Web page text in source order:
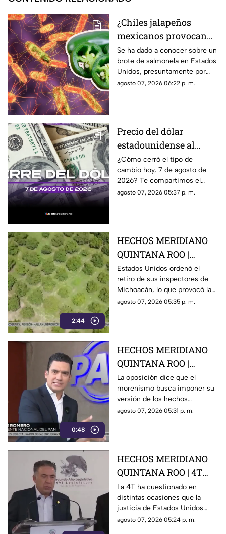
¿Chiles jalapeños
mexicanos provocan
brote de salmonela en
Estados Unidos? Esto
debes saber
Se ha dado a conocer sobre un
brote de salmonela en Estados
Unidos, presuntamente por
chiles jalapeños mexicanos,
agosto 07, 2026 06:22 p. m.
Precio del dólar
estadounidense al
CIERRE de HOY, viernes
7 de agosto de 2026, en
Cancún
¿Cómo cerró el tipo de
cambio hoy, 7 de agosto de
2026? Te compartimos el
precio del dólar al cierre de
agosto 07, 2026 05:37 p. m.
2:44
HECHOS MERIDIANO
QUINTANA ROO |
E.E.U.U retira a sus
inspectores en
Michoacán y provocá
la suspensión de
Estados Unidos ordenó el
retiro de sus inspectores de
Michoacán, lo que provocó la
suspensión de las
agosto 07, 2026 05:35 p. m.
0:48
HECHOS MERIDIANO
QUINTANA ROO |
Oposición señala que el
morenismo quiere
imponer su versión de
los hechos usando la
La oposición dice que el
morenismo busca imponer su
versión de los hechos
mediante la censura, callar los
agosto 07, 2026 05:31 p. m.
HECHOS MERIDIANO
QUINTANA ROO | 4T
sigue cuestionando los
señalamientos de
E.E.U.U contra
narc0polít1c0s como
La 4T ha cuestionado en
distintas ocasiones que la
justicia de Estados Unidos
proceda contra presuntos
agosto 07, 2026 05:24 p. m.